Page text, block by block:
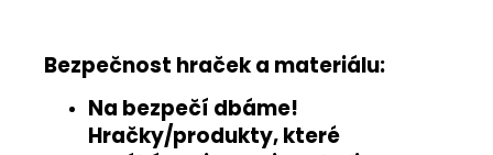
Bezpečnost hraček a materiálu:
Na bezpečí dbáme!
Hračky/produkty, které